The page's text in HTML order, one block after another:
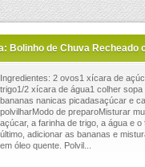
Bolinho de Chuva Recheado
Ingredientes: 2 ovos1 xícara de
trigo1/2 xícara de água1 colher sopa
bananas nanicas picadasaçúcar e
polvilharModo de preparoMisturar
açúcar, a farinha de trigo, a água e
último, adicionar as bananas e
em óleo quente. Polvil...